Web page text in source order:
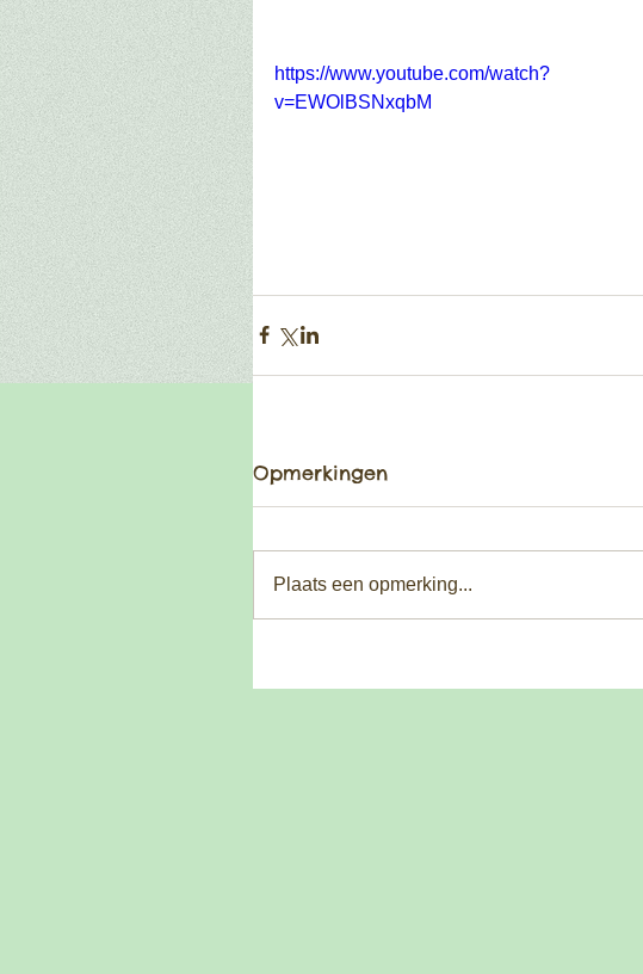
https://www.youtube.com/watch?
v=EWOlBSNxqbM
Opmerkingen
Plaats een opmerking...